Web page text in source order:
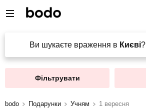
Ви шукаєте враження в Києві?
Фільтрувати
bodo Подарунки Учням 1 вересня